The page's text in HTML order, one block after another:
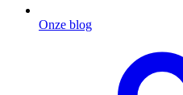
Onze blog